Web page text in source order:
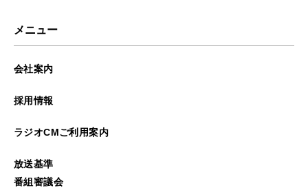
メニュー
会社案内
採用情報
ラジオCMご利用案内
放送基準
番組審議会